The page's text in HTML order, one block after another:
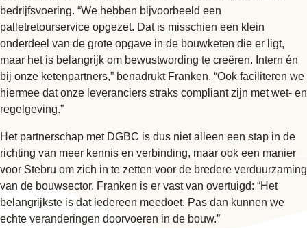
bedrijfsvoering. “We hebben bijvoorbeeld een
palletretourservice opgezet. Dat is misschien een klein
onderdeel van de grote opgave in de bouwketen die er ligt,
maar het is belangrijk om bewustwording te creëren. Intern én
bij onze ketenpartners,” benadrukt Franken. “Ook faciliteren we
hiermee dat onze leveranciers straks compliant zijn met wet- en
regelgeving.”
Het partnerschap met DGBC is dus niet alleen een stap in de
richting van meer kennis en verbinding, maar ook een manier
voor Stebru om zich in te zetten voor de bredere verduurzaming
van de bouwsector. Franken is er vast van overtuigd: “Het
belangrijkste is dat iedereen meedoet. Pas dan kunnen we
echte veranderingen doorvoeren in de bouw.”